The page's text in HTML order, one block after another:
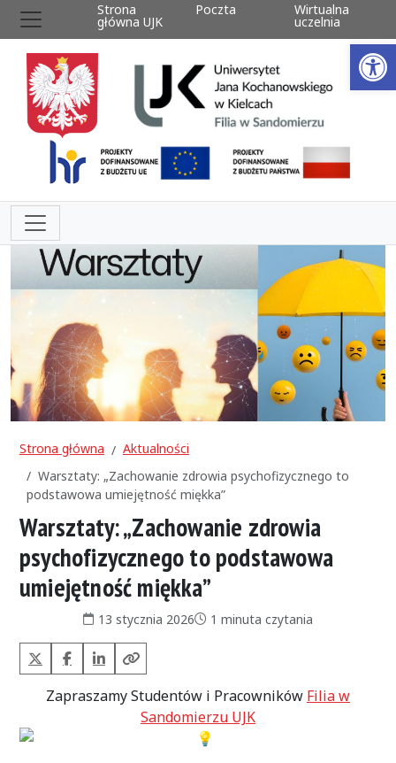
Strona
główna UJK
Poczta Wirtualna
uczelnia
Strona główna
Aktualności
Warsztaty: „Zachowanie zdrowia psychofizycznego to
podstawowa umiejętność miękka”
Warsztaty: „Zachowanie zdrowia
psychofizycznego to podstawowa
umiejętność miękka”
Data publikacji:
13 stycznia 2026Czas czytania:
1 minuta czytania
X (Twitter)FacebookLinkedInKopiuj link
Zapraszamy Studentów i Pracowników Filia w
Sandomierzu UJK